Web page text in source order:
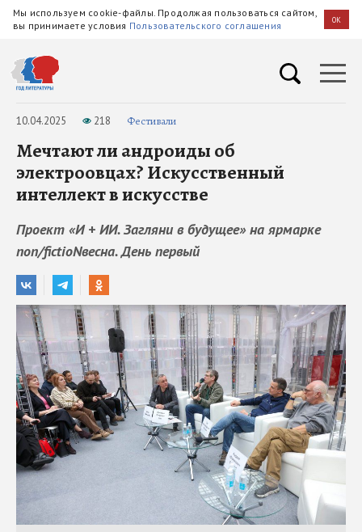
Мы используем cookie-файлы. Продолжая пользоваться сайтом,
вы принимаете условия Пользовательского соглашения OK
10.04.2025 218 Фестивали
Мечтают ли андроиды об
электроовцах? Искусственный
интеллект в искусстве
Проект «И + ИИ. Загляни в будущее» на ярмарке
non/fictioNвесна. День первый